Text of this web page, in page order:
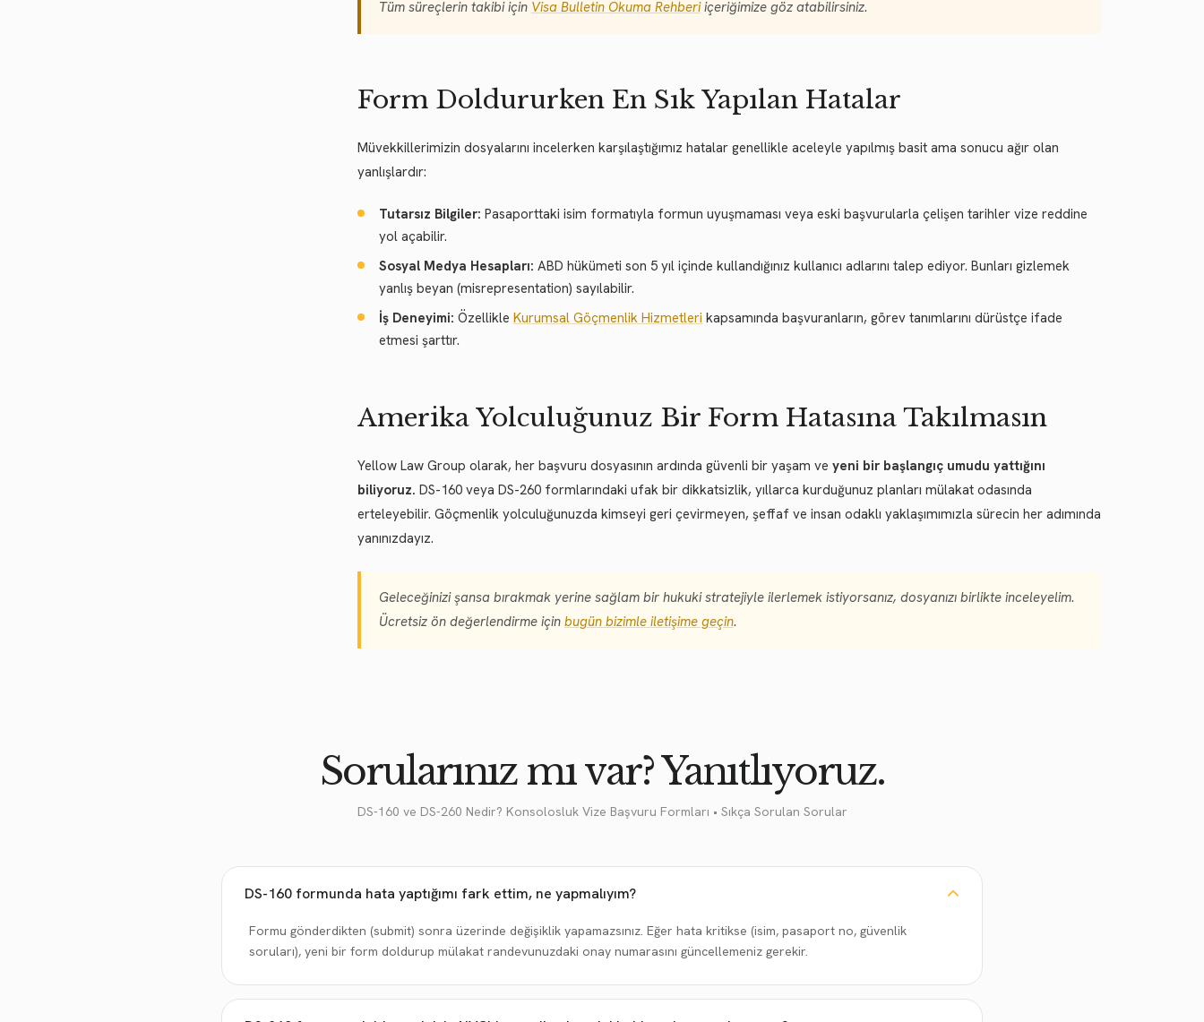
Tüm süreçlerin takibi için Visa Bulletin Okuma Rehberiiçeriğimize göz atabilirsiniz.
Form Doldururken En Sık Yapılan Hatalar
Müvekkillerimizin dosyalarını incelerken karşılaştığımız hatalar genellikle aceleyle yapılmış basit ama sonucu ağır olan
yanlışlardır:
Tutarsız Bilgiler: Pasaporttaki isim formatıyla formun uyuşmaması veya eski başvurularla çelişen tarihler vize reddine
yol açabilir.
Sosyal Medya Hesapları: ABD hükümeti son 5 yıl içinde kullandığınız kullanıcı adlarını talep ediyor. Bunları gizlemek
yanlış beyan (misrepresentation) sayılabilir.
İş Deneyimi: Özellikle Kurumsal Göçmenlik Hizmetleri kapsamında başvuranların, görev tanımlarını dürüstçe ifade
etmesi şarttır.
Amerika Yolculuğunuz Bir Form Hatasına Takılmasın
Yellow Law Group olarak, her başvuru dosyasının ardında güvenli bir yaşam ve yeni bir başlangıç umudu yattığını
biliyoruz. DS-160 veya DS-260 formlarındaki ufak bir dikkatsizlik, yıllarca kurduğunuz planları mülakat odasında
erteleyebilir. Göçmenlik yolculuğunuzda kimseyi geri çevirmeyen, şeffaf ve insan odaklı yaklaşımımızla sürecin her adımında
yanınızdayız.
Geleceğinizi şansa bırakmak yerine sağlam bir hukuki stratejiyle ilerlemek istiyorsanız, dosyanızı birlikte inceleyelim.
Ücretsiz ön değerlendirme için bugün bizimle iletişime geçin.
Sorularınız mı var? Yanıtlıyoruz.
DS-160 ve DS-260 Nedir? Konsolosluk Vize Başvuru Formları • Sıkça Sorulan Sorular
DS-160 formunda hata yaptığımı fark ettim, ne yapmalıyım?
Formu gönderdikten (submit) sonra üzerinde değişiklik yapamazsınız. Eğer hata kritikse (isim, pasaport no, güvenlik
soruları), yeni bir form doldurup mülakat randevunuzdaki onay numarasını güncellemeniz gerekir.